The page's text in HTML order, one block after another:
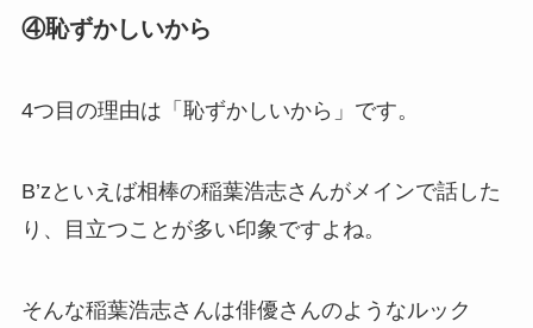
④恥ずかしいから
4つ目の理由は「恥ずかしいから」です。
B’zといえば相棒の稲葉浩志さんがメインで話した
り、目立つことが多い印象ですよね。
そんな稲葉浩志さんは俳優さんのようなルック